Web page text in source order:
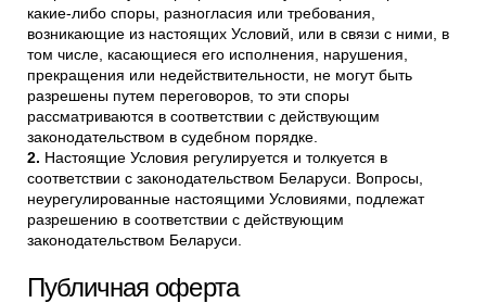
какие-либо споры, разногласия или требования,
возникающие из настоящих Условий, или в связи с ними, в
том числе, касающиеся его исполнения, нарушения,
прекращения или недействительности, не могут быть
разрешены путем переговоров, то эти споры
рассматриваются в соответствии с действующим
законодательством в судебном порядке.
Настоящие Условия регулируется и толкуется в
соответствии с законодательством Беларуси. Вопросы,
неурегулированные настоящими Условиями, подлежат
разрешению в соответствии с действующим
законодательством Беларуси.
Публичная оферта